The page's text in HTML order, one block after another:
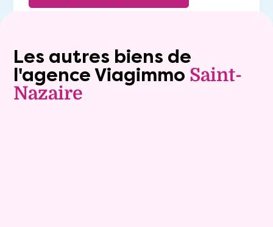
Les autres biens de
l'agence Viagimmo Saint-
Nazaire